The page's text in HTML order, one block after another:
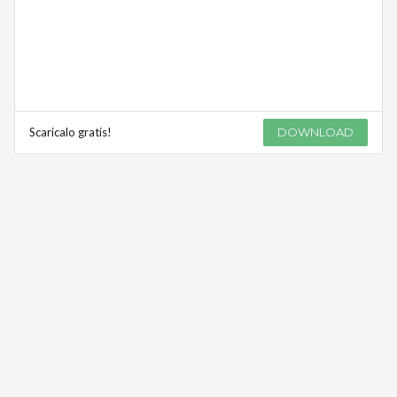
Scaricalo gratis! DOWNLOAD